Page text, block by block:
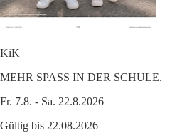
KiK
MEHR SPASS IN DER SCHULE.
Fr. 7.8. - Sa. 22.8.2026
Gültig bis 22.08.2026